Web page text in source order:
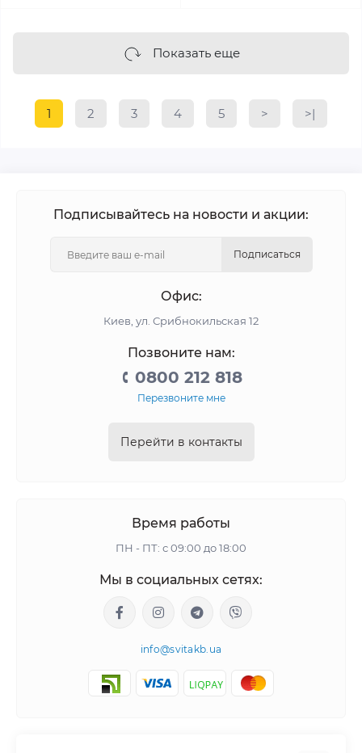
Показать еще
1 2 3 4 5 > >|
Подписывайтесь на новости и акции:
Подписаться
Офис:
Киев, ул. Срибнокильская 12
Позвоните нам:
0800 212 818
Перезвоните мне
Перейти в контакты
Время работы
ПН - ПТ: с 09:00 до 18:00
Мы в социальных сетях:
info@svitakb.ua